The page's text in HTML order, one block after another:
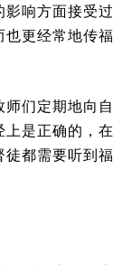
响方面接受过
也更经常地传福
们定期地向自
是正确的，在
徒都需要听到福